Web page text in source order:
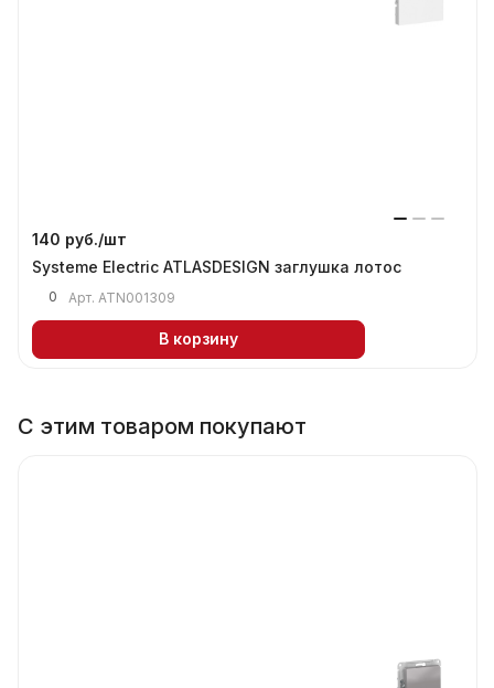
140 руб./шт
Systeme Electric ATLASDESIGN заглушка лотос
0 Арт. ATN001309
В корзину
С этим товаром покупают